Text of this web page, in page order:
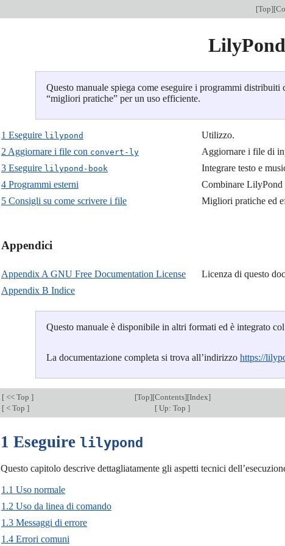
[Top][
Questo manuale spiega come eseguire i programmi
“migliori pratiche” per un uso efficiente.
1 Eseguire lilypond
Utilizzo.
2 Aggiornare i file con convert-ly
Aggiornare i file di
3 Eseguire lilypond-book
Integrare testo e
4 Programmi esterni
Combinare LilyPond
5 Consigli su come scrivere i file
Migliori pratiche ed
Appendici
Appendix A GNU Free Documentation License
Licenza di questo
Appendix B Indice
Questo manuale è disponibile in altri formati ed è integrato
La documentazione completa si trova all’indirizzo https://
[ << Top ] [Top][Contents][Index]
[ < Top ] [ Up: Top ]
1 Eseguire lilypond
Questo capitolo descrive dettagliatamente gli aspetti tecnici
1.1 Uso normale
1.2 Uso da linea di comando
1.3 Messaggi di errore
1.4 Errori comuni